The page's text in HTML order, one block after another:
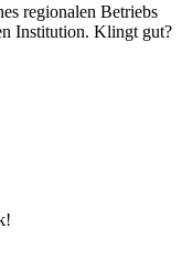
regionalen Betriebs
Institution. Klingt gut?